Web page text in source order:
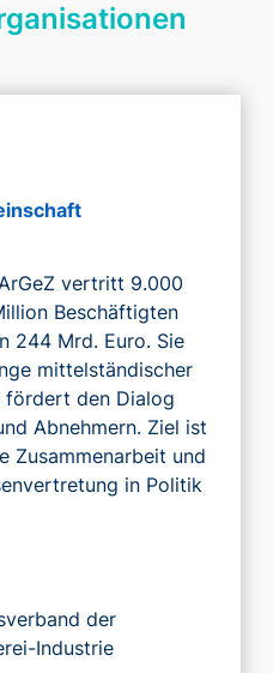
vertritt 9.000
Beschäftigten
244 Mrd. Euro. Sie
mittelständischer
fördert den Dialog
Abnehmern. Ziel ist
Zusammenarbeit und
in Politik
der
Industrie